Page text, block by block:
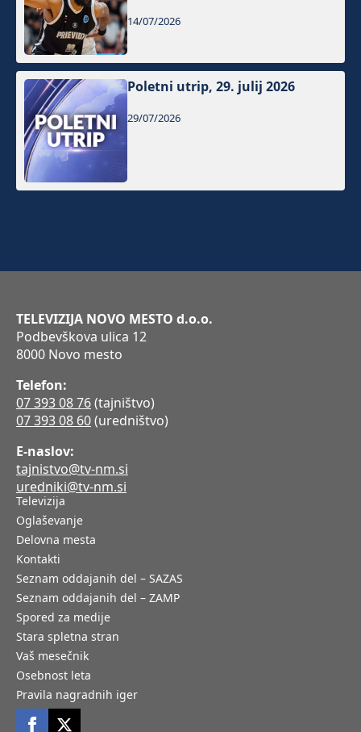
14/07/2026
Poletni utrip, 29. julij 2026
29/07/2026
TELEVIZIJA NOVO MESTO d.o.o.
Podbevškova ulica 12
8000 Novo mesto
Telefon:
07 393 08 76(tajništvo)
07 393 08 60(uredništvo)
E-naslov:
tajnistvo@tv-nm.si
uredniki@tv-nm.si
Televizija
Oglaševanje
Delovna mesta
Kontakti
Seznam oddajanih del – SAZAS
Seznam oddajanih del – ZAMP
Spored za medije
Stara spletna stran
Vaš mesečnik
Osebnost leta
Pravila nagradnih iger